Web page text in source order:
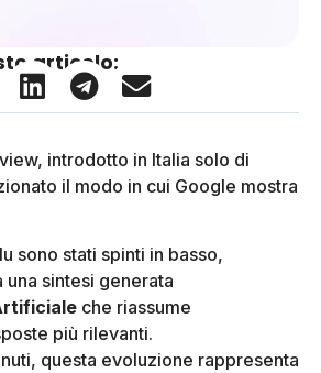
articolo:
introdotto in Italia solo di
il modo in cui Google mostra
sono stati spinti in basso,
una sintesi generata
che riassume
più rilevanti.
questa evoluzione rappresenta